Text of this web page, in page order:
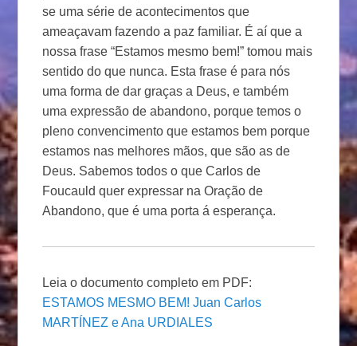
se uma série de acontecimentos que
ameaçavam fazendo a paz familiar. É aí que a
nossa frase “Estamos mesmo bem!” tomou mais
sentido do que nunca. Esta frase é para nós
uma forma de dar graças a Deus, e também
uma expressão de abandono, porque temos o
pleno convencimento que estamos bem porque
estamos nas melhores mãos, que são as de
Deus. Sabemos todos o que Carlos de
Foucauld quer expressar na Oração de
Abandono, que é uma porta á esperança.
Leia o documento completo em PDF:
ESTAMOS MESMO BEM! Juan Carlos
MARTÍNEZ e Ana URDIALES